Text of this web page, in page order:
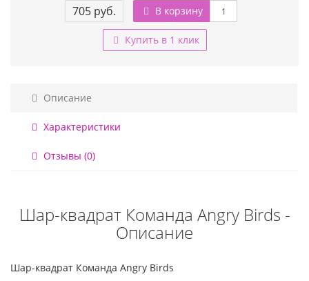
705 руб. В корзину
Купить в 1 клик
Описание
Характеристики
Отзывы (0)
Шар-квадрат Команда Angry Birds -
Описание
Шар-квадрат Команда Angry Birds